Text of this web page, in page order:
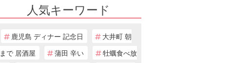
人気キーワード
鹿児島 ディナー 記念日
大井町 朝
まで 居酒屋
蒲田 辛い
牡蠣食べ放